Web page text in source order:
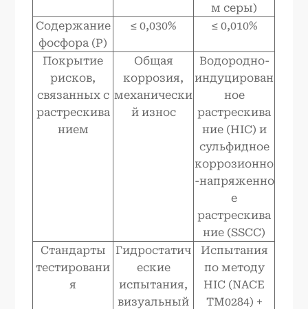
м серы)
Содержание
фосфора (P)
≤ 0,030% ≤ 0,010%
Покрытие
рисков,
связанных с
растрескива
нием
Общая
коррозия,
механически
й износ
Водородно-
индуцирован
ное
растрескива
ние (HIC) и
сульфидное
коррозионно
-напряженно
е
растрескива
ние (SSCC)
Стандарты
тестировани
я
Гидростатич
еские
испытания,
визуальный
Испытания
по методу
HIC (NACE
TM0284) +